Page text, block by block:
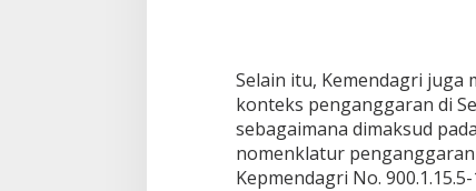
Selain itu, Kemendagri juga
konteks penganggaran di
sebagaimana dimaksud
nomenklatur
Kepmendagri No.